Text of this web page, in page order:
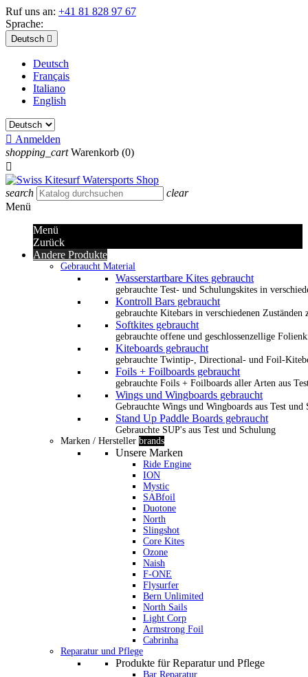
Ruf uns an: +41 81 828 97 67
Sprache:
Deutsch 
Deutsch
Français
Italiano
English
 Anmelden
shopping_cart Warenkorb (0)

search
clear
Menü
Menü
Zurück
Andere Produkte
Gebraucht Material
Wasserstartbare Kites gebraucht
gebrauchte Test- und Schulungskites in
Kontroll Bars gebraucht
gebrauchte Kitebars in verschiedenen Zuständen
Softkites gebraucht
gebrauchte offene und geschlossenzellige
Kiteboards gebraucht
gebrauchte Twintip-, Directional- und Foil-
Foils + Foilboards gebraucht
gebrauchte Foils + Foilboards aller Arten aus
Wings und Wingboards gebraucht
Gebrauchte Wings und Wingboards aus Test und
Stand Up Paddle Boards gebraucht
Gebrauchte SUP's aus Test und Schulung
Marken / Hersteller brands
Unsere Marken
Ride Engine
ION
Mystic
SABfoil
Duotone
North
Slingshot
Core Kites
Ozone
Naish
F-ONE
Flysurfer
Bern Unlimited
North Sails
Light Corp
Armstrong Foil
Cabrinha
Reparatur und Pflege
Produkte für Reparatur und Pflege
Bar Reparatur